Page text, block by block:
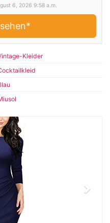
6, 2026 9:58 a.m.
Kleider